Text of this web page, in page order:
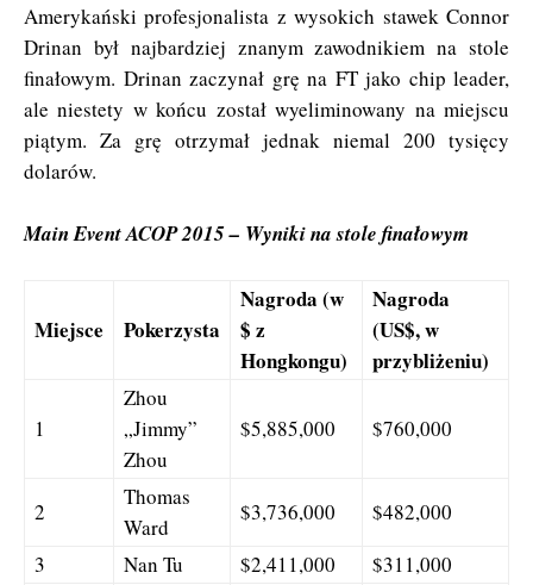
Amerykański profesjonalista z wysokich stawek Connor
Drinan był najbardziej znanym zawodnikiem na stole
finałowym. Drinan zaczynał grę na FT jako chip leader,
ale niestety w końcu został wyeliminowany na miejscu
piątym. Za grę otrzymał jednak niemal 200 tysięcy
dolarów.
Main Event ACOP 2015 – Wyniki na stole finałowym
Miejsce Pokerzysta
Nagroda (w
$ z
Hongkongu)
Nagroda
(US$, w
przybliżeniu)
1
Zhou
„Jimmy”
Zhou
$5,885,000 $760,000
2
Thomas
Ward
$3,736,000
$482,000
3
Nan Tu $2,411,000
$311,000